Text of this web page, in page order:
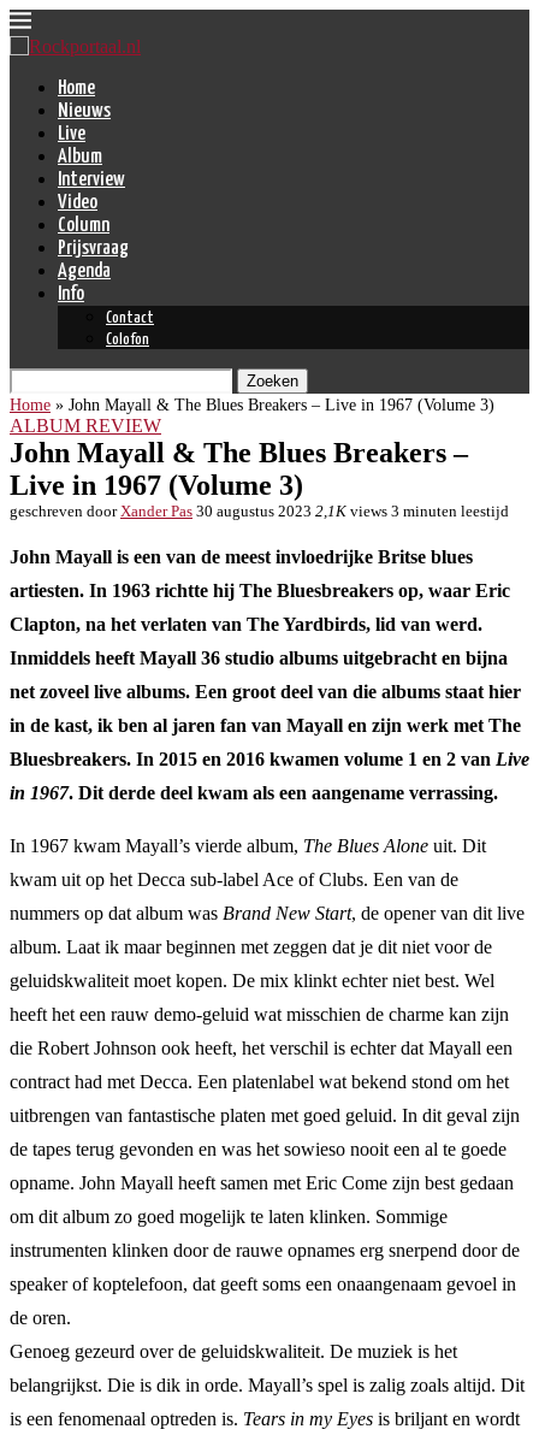
Home
Nieuws
Live
Album
Interview
Video
Column
Prijsvraag
Agenda
Info
Contact
Colofon
Zoeken
Home » John Mayall & The Blues Breakers – Live in 1967 (Volume 3)
ALBUM REVIEW
John Mayall & The Blues Breakers –
Live in 1967 (Volume 3)
geschreven doorXander Pas 30 augustus 2023 2,1K views 3 minuten leestijd
John Mayall is een van de meest invloedrijke Britse blues
artiesten. In 1963 richtte hij The Bluesbreakers op, waar Eric
Clapton, na het verlaten van The Yardbirds, lid van werd.
Inmiddels heeft Mayall 36 studio albums uitgebracht en bijna
net zoveel live albums. Een groot deel van die albums staat hier
in de kast, ik ben al jaren fan van Mayall en zijn werk met The
Bluesbreakers. In 2015 en 2016 kwamen volume 1 en 2 van Live
in 1967. Dit derde deel kwam als een aangename verrassing.
In 1967 kwam Mayall’s vierde album, The Blues Alone uit. Dit
kwam uit op het Decca sub-label Ace of Clubs. Een van de
nummers op dat album was Brand New Start, de opener van dit live
album. Laat ik maar beginnen met zeggen dat je dit niet voor de
geluidskwaliteit moet kopen. De mix klinkt echter niet best. Wel
heeft het een rauw demo-geluid wat misschien de charme kan zijn
die Robert Johnson ook heeft, het verschil is echter dat Mayall een
contract had met Decca. Een platenlabel wat bekend stond om het
uitbrengen van fantastische platen met goed geluid. In dit geval zijn
de tapes terug gevonden en was het sowieso nooit een al te goede
opname. John Mayall heeft samen met Eric Come zijn best gedaan
om dit album zo goed mogelijk te laten klinken. Sommige
instrumenten klinken door de rauwe opnames erg snerpend door de
speaker of koptelefoon, dat geeft soms een onaangenaam gevoel in
de oren.
Genoeg gezeurd over de geluidskwaliteit. De muziek is het
belangrijkst. Die is dik in orde. Mayall’s spel is zalig zoals altijd. Dit
is een fenomenaal optreden is. Tears in my Eyes is briljant en wordt